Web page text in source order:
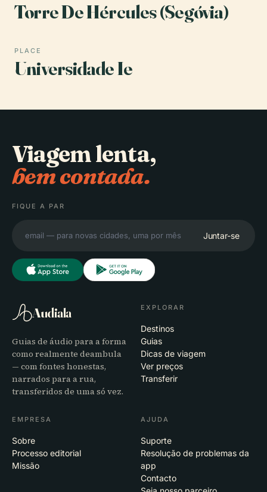
Torre De Hércules (Segóvia)
PLACE
Universidade Ie
Viagem lenta,
bem contada.
FIQUE A PAR
Juntar-se
Audiala
Guias de áudio para a forma
como realmente deambula
— com fontes honestas,
narrados para a rua,
transferidos de uma só vez.
EXPLORAR
Destinos
Guias
Dicas de viagem
Ver preços
Transferir
EMPRESA
Sobre
Processo editorial
Missão
AJUDA
Suporte
Resolução de problemas da
app
Contacto